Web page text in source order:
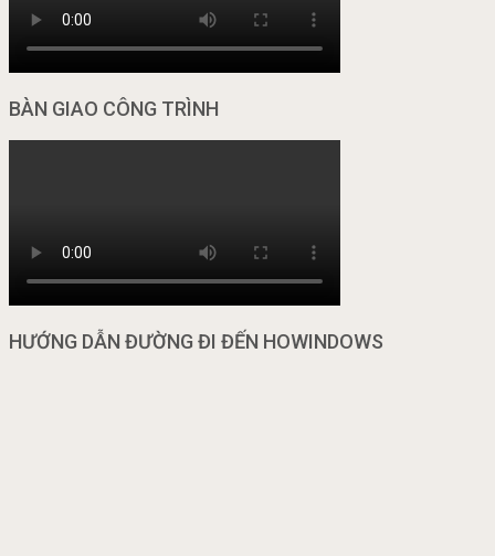
BÀN GIAO CÔNG TRÌNH
HƯỚNG DẪN ĐƯỜNG ĐI ĐẾN HOWINDOWS